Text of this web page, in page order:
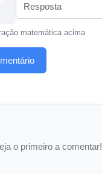
matemática acima
o primeiro a comentar!